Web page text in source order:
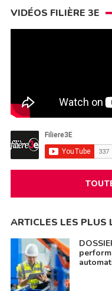
VIDÉOS FILIÈRE 3E
ARTICLES LES PLUS